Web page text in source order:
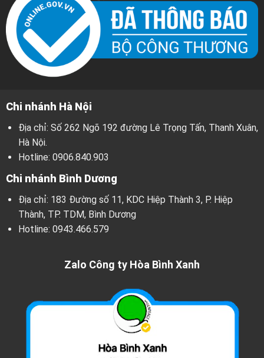
Chi nhánh Hà Nội
Địa chỉ: Số 262 Ngõ 192 đường Lê Trọng Tấn, Thanh Xuân,
Hà Nội.
Hotline: 0906.840.903
Chi nhánh Bình Dương
Địa chỉ: 183 Đường số 11, KDC Hiệp Thành 3, P. Hiệp
Thành, TP. TDM, Bình Dương
Hotline: 0943.466.579
Zalo Công ty Hòa Bình Xanh